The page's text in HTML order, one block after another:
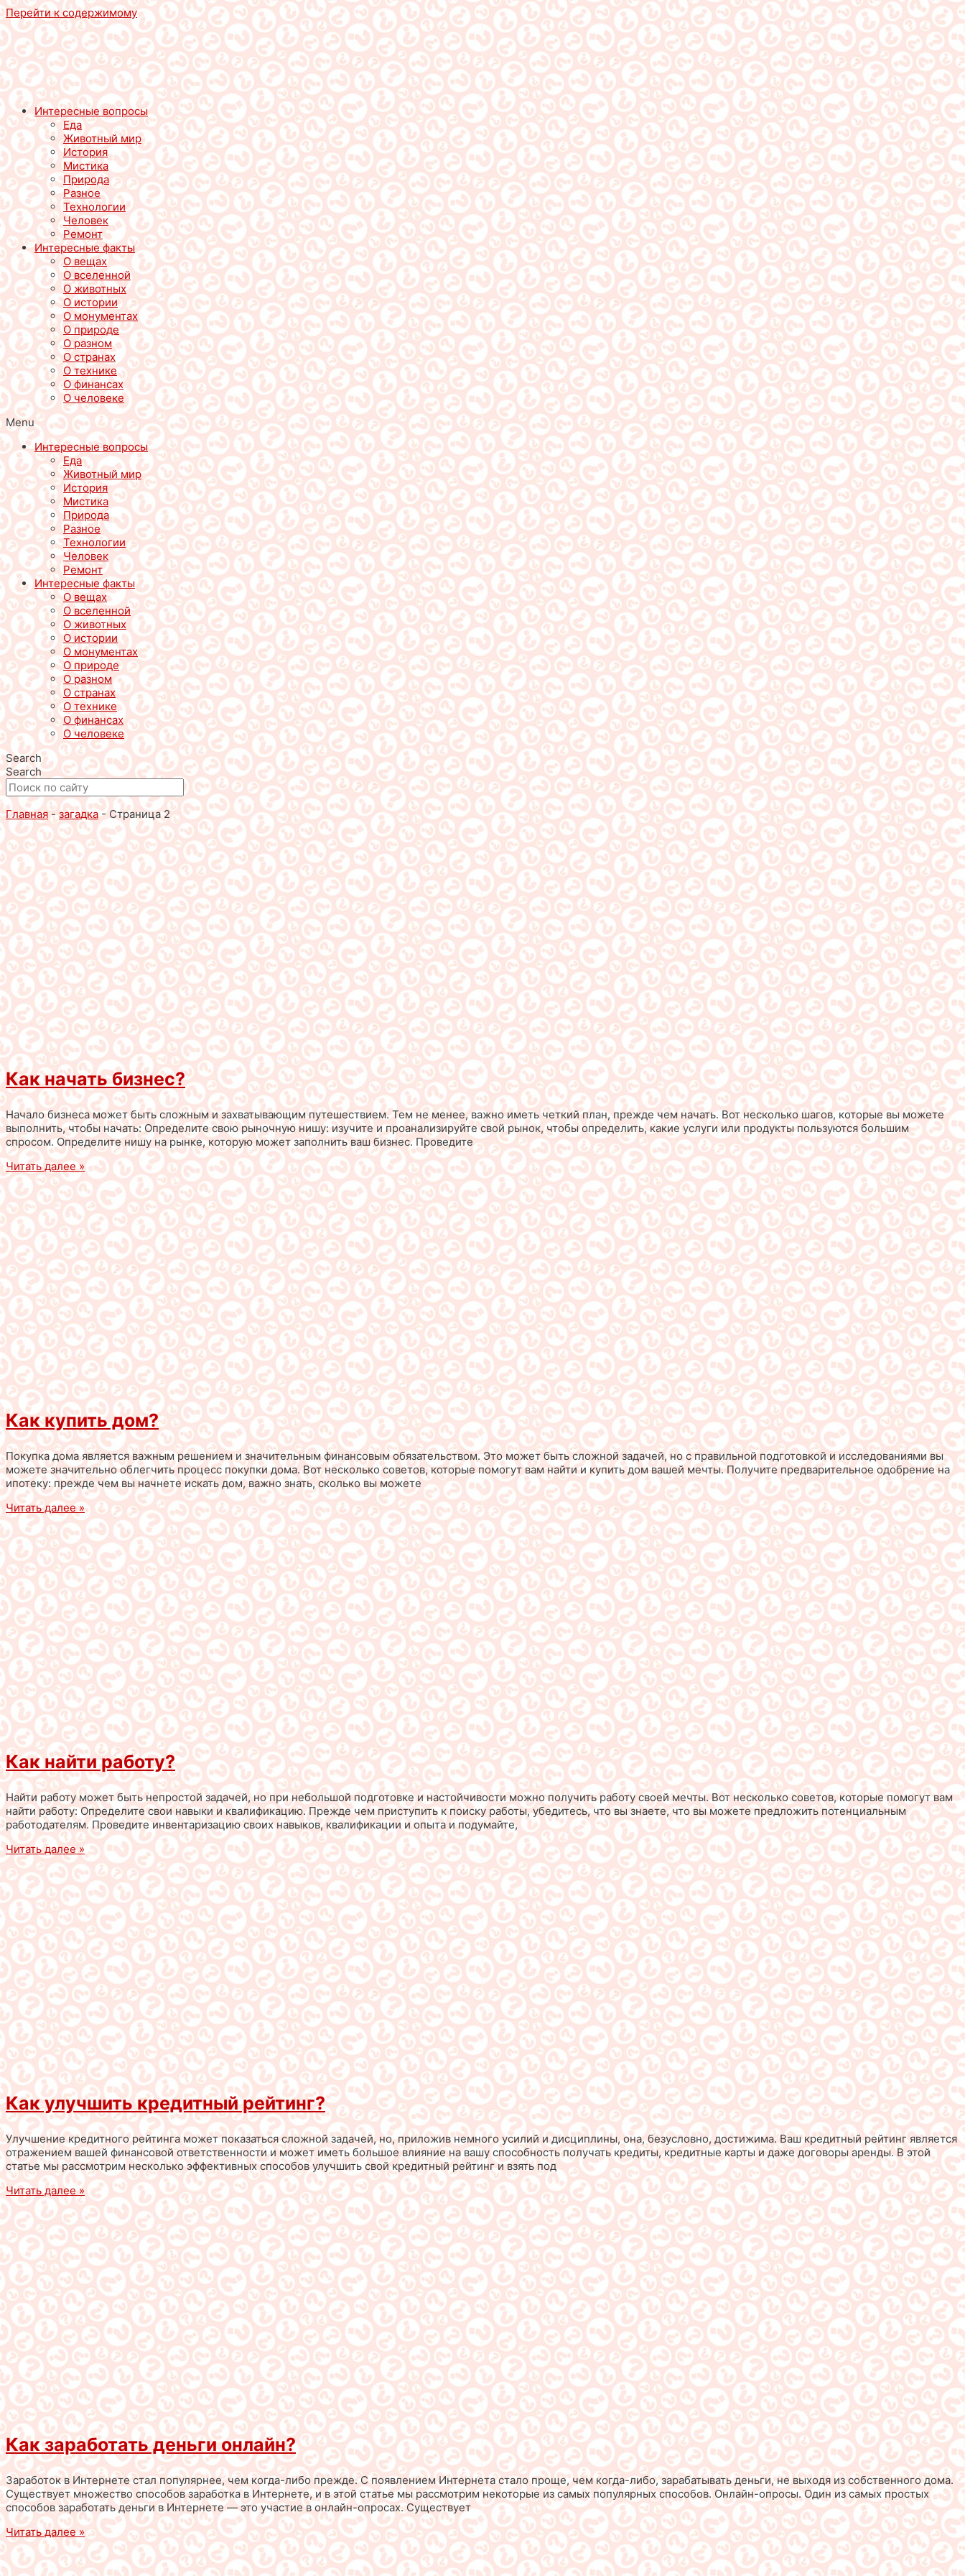
Перейти к содержимому
Интересные вопросы
Еда
Животный мир
История
Мистика
Природа
Разное
Технологии
Человек
Ремонт
Интересные факты
О вещах
О вселенной
О животных
О истории
О монументах
О природе
О разном
О странах
О технике
О финансах
О человеке
Menu
Интересные вопросы
Еда
Животный мир
История
Мистика
Природа
Разное
Технологии
Человек
Ремонт
Интересные факты
О вещах
О вселенной
О животных
О истории
О монументах
О природе
О разном
О странах
О технике
О финансах
О человеке
Search
Search
Главная -загадка-Страница 2
Как начать бизнес?
Начало бизнеса может быть сложным и захватывающим путешествием. Тем не менее, важно иметь четкий план, прежде чем начать. Вот несколько шагов, которые вы можете
выполнить, чтобы начать: Определите свою рыночную нишу: изучите и проанализируйте свой рынок, чтобы определить, какие услуги или продукты пользуются большим
спросом. Определите нишу на рынке, которую может заполнить ваш бизнес. Проведите
Читать далее »
Как купить дом?
Покупка дома является важным решением и значительным финансовым обязательством. Это может быть сложной задачей, но с правильной подготовкой и исследованиями вы
можете значительно облегчить процесс покупки дома. Вот несколько советов, которые помогут вам найти и купить дом вашей мечты. Получите предварительное одобрение на
ипотеку: прежде чем вы начнете искать дом, важно знать, сколько вы можете
Читать далее »
Как найти работу?
Найти работу может быть непростой задачей, но при небольшой подготовке и настойчивости можно получить работу своей мечты. Вот несколько советов, которые помогут вам
найти работу: Определите свои навыки и квалификацию. Прежде чем приступить к поиску работы, убедитесь, что вы знаете, что вы можете предложить потенциальным
работодателям. Проведите инвентаризацию своих навыков, квалификации и опыта и подумайте,
Читать далее »
Как улучшить кредитный рейтинг?
Улучшение кредитного рейтинга может показаться сложной задачей, но, приложив немного усилий и дисциплины, она, безусловно, достижима. Ваш кредитный рейтинг является
отражением вашей финансовой ответственности и может иметь большое влияние на вашу способность получать кредиты, кредитные карты и даже договоры аренды. В этой
статье мы рассмотрим несколько эффективных способов улучшить свой кредитный рейтинг и взять под
Читать далее »
Как заработать деньги онлайн?
Заработок в Интернете стал популярнее, чем когда-либо прежде. С появлением Интернета стало проще, чем когда-либо, зарабатывать деньги, не выходя из собственного дома.
Существует множество способов заработка в Интернете, и в этой статье мы рассмотрим некоторые из самых популярных способов. Онлайн-опросы. Один из самых простых
способов заработать деньги в Интернете — это участие в онлайн-опросах. Существует
Читать далее »